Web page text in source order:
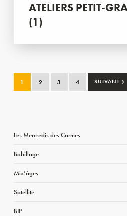
ATELIERS PETIT-
(1)
1 2 3 4 SUIVANT ›
Les Mercredis des Carmes
Babillage
Mix’âges
Satellite
BIP